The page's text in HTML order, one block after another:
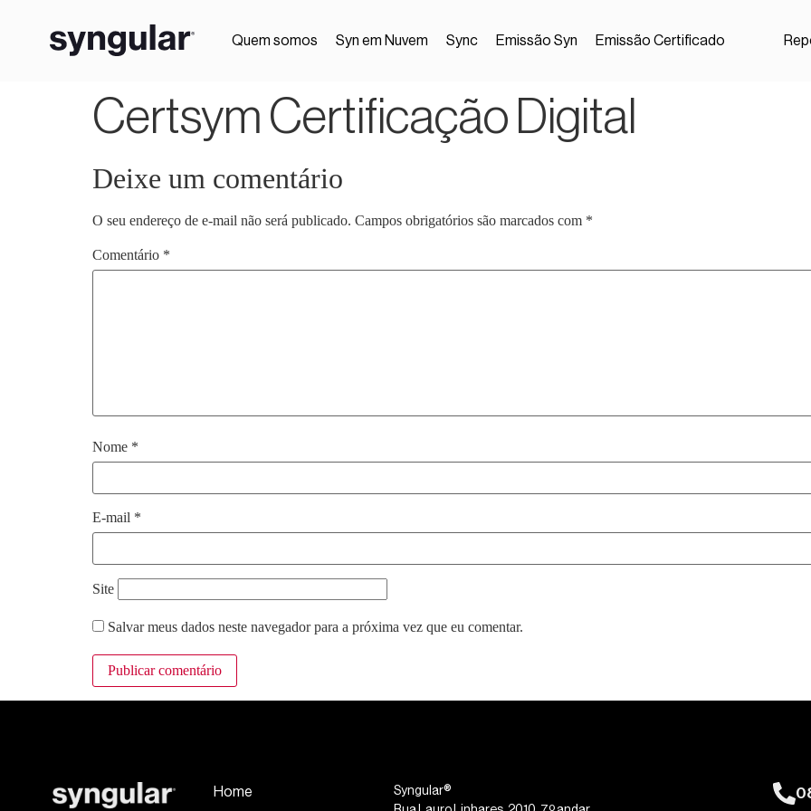
Quem somos Syn em Nuvem Sync Emissão Syn Emissão Certificado
Certsym Certificação Digital
Deixe um comentário
O seu endereço de e-mail não será publicado. Campos obrigatórios são marcados com *
Comentário *
Nome *
E-mail *
Site
Salvar meus dados neste navegador para a próxima vez que eu comentar.
Home
Syngular®